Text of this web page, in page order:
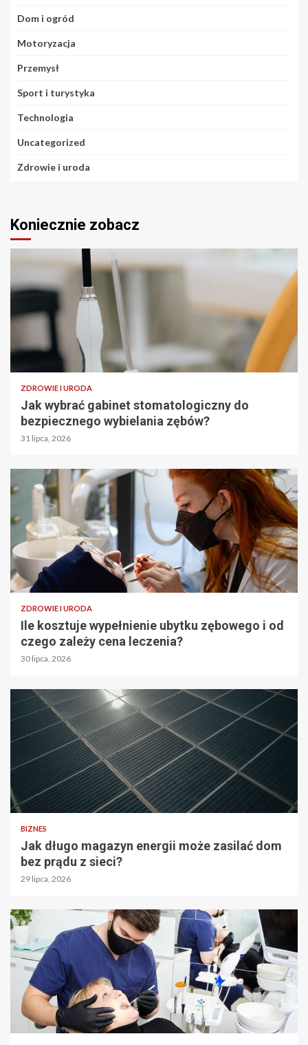
Dom i ogród
Motoryzacja
Przemysł
Sport i turystyka
Technologia
Uncategorized
Zdrowie i uroda
Koniecznie zobacz
ZDROWIE I URODA
Jak wybrać gabinet stomatologiczny do
bezpiecznego wybielania zębów?
31 lipca, 2026
ZDROWIE I URODA
Ile kosztuje wypełnienie ubytku zębowego i od
czego zależy cena leczenia?
30 lipca, 2026
BIZNES
Jak długo magazyn energii może zasilać dom
bez prądu z sieci?
29 lipca, 2026